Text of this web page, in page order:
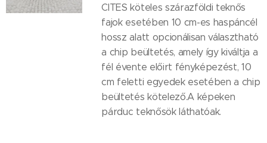
CITES köteles szárazföldi teknős
fajok esetében 10 cm-es haspáncél
hossz alatt opcionálisan választható
a chip beültetés, amely így kiváltja a
fél évente előirt fényképezést, 10
cm feletti egyedek esetében a chip
beültetés kötelező.A képeken
párduc teknősök láthatóak.